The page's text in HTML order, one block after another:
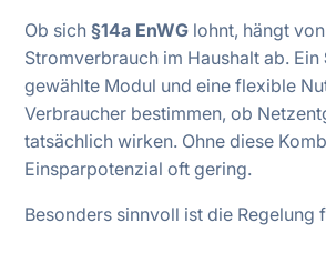
Ob sich§14a EnWG lohnt, hängt
Stromverbrauch im Haushalt ab. Ein
gewählte Modul und eine flexible
Verbraucher bestimmen, ob
tatsächlich wirken. Ohne diese
Einsparpotenzial oft gering.
Besonders sinnvoll ist die Regelung